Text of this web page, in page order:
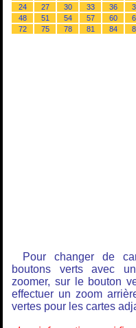
24
27 30 33 36
48
51 54 57 60
72
75 78 81 84
Pour changer de
boutons verts avec
zoomer, sur le bouton
effectuer un zoom
vertes pour les cartes